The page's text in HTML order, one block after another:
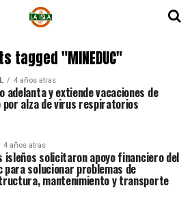
tagged "MINEDUC"
4 años atras
adelanta y extiende vacaciones de
por alza de virus respiratorios
4 años atras
isleños solicitaron apoyo financiero del
para solucionar problemas de
mantenimiento y transporte